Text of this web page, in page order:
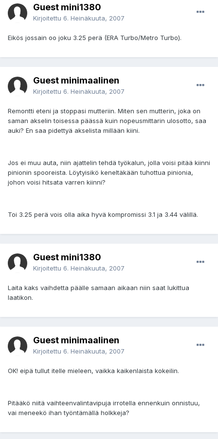
Guest mini1380
Kirjoitettu 6. Heinäkuuta, 2007
Eikös jossain oo joku 3.25 perä (ERA Turbo/Metro Turbo).
Guest minimaalinen
Kirjoitettu 6. Heinäkuuta, 2007
Remontti eteni ja stoppasi mutteriin. Miten sen mutterin, joka on
saman akselin toisessa päässä kuin nopeusmittarin ulosotto, saa
auki? En saa pidettyä akselista millään kiini.
Jos ei muu auta, niin ajattelin tehdä työkalun, jolla voisi pitää kiinni
pinionin spooreista. Löytyisikö keneltäkään tuhottua pinionia,
johon voisi hitsata varren kiinni?
Toi 3.25 perä vois olla aika hyvä kompromissi 3.1 ja 3.44 välillä.
Guest mini1380
Kirjoitettu 6. Heinäkuuta, 2007
Laita kaks vaihdetta päälle samaan aikaan niin saat lukittua
laatikon.
Guest minimaalinen
Kirjoitettu 6. Heinäkuuta, 2007
OK! eipä tullut itelle mieleen, vaikka kaikenlaista kokeilin.
Pitääkö niitä vaihteenvalintavipuja irrotella ennenkuin onnistuu,
vai meneekö ihan työntämällä holkkeja?